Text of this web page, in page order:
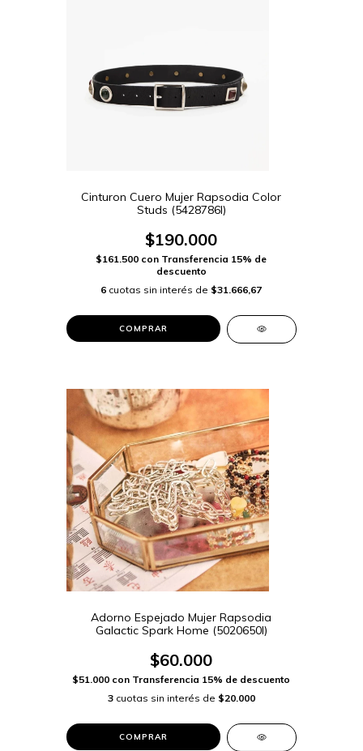
Cinturon Cuero Mujer Rapsodia Color
Studs (5428786I)
$190.000
$161.500 con Transferencia 15% de
descuento
6 cuotas sin interés de $31.666,67
COMPRAR
Adorno Espejado Mujer Rapsodia
Galactic Spark Home (5020650I)
$60.000
$51.000 con Transferencia 15% de descuento
3 cuotas sin interés de $20.000